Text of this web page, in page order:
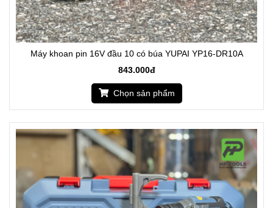
Máy khoan pin 16V đầu 10 có búa YUPAI YP16-DR10A
843.000đ
Chọn sản phẩm